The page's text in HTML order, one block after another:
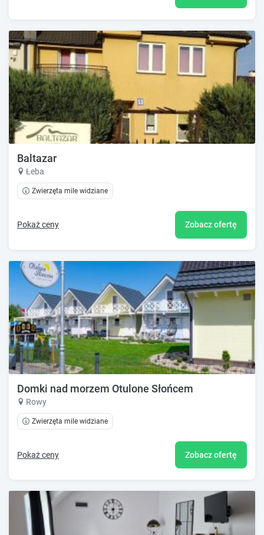
Baltazar
Łeba
Zwierzęta mile widziane
Pokaż ceny Zobacz ofertę
Domki nad morzem Otulone Słońcem
Rowy
Zwierzęta mile widziane
Pokaż ceny Zobacz ofertę